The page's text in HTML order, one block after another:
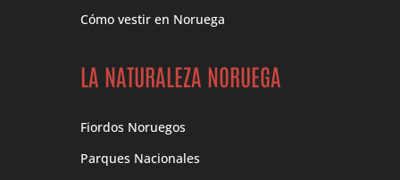
Cómo vestir en Noruega
LA NATURALEZA NORUEGA
Fiordos Noruegos
Parques Nacionales